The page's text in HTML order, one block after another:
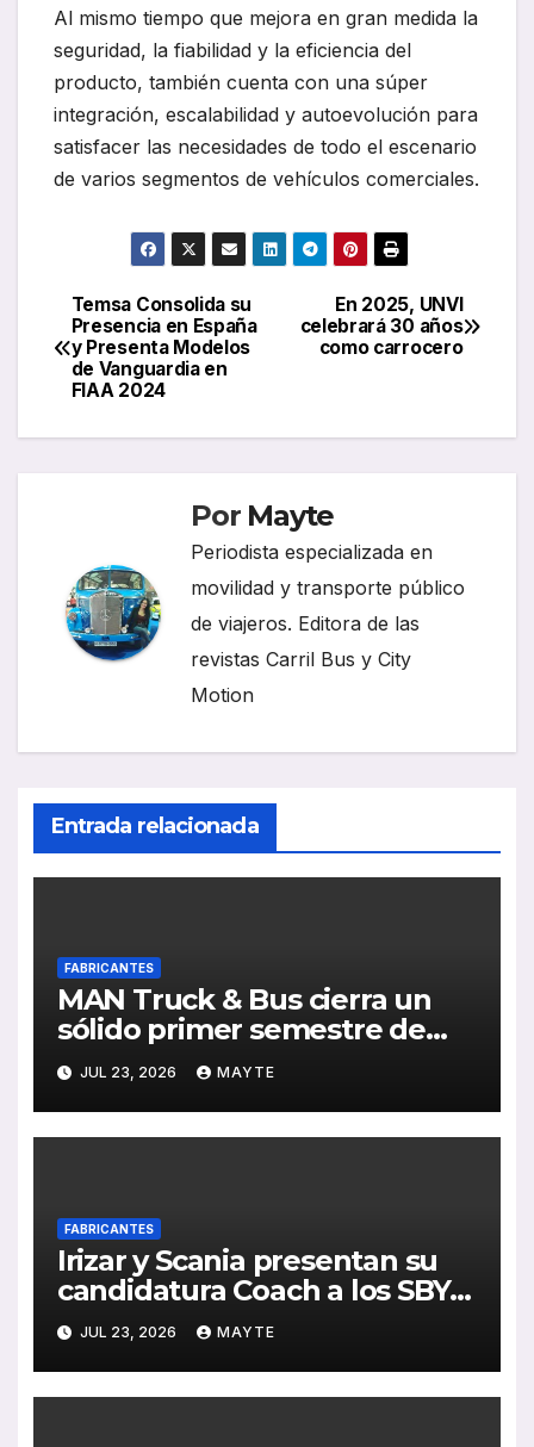
Al mismo tiempo que mejora en gran medida la
seguridad, la fiabilidad y la eficiencia del
producto, también cuenta con una súper
integración, escalabilidad y autoevolución para
satisfacer las necesidades de todo el escenario
de varios segmentos de vehículos comerciales.
Navegación
de
En 2025, UNVI
celebrará 30 años
como carrocero
Temsa Consolida su
Presencia en España
y Presenta Modelos
de Vanguardia en
FIAA 2024
Por Mayte
Periodista especializada en
movilidad y transporte público
de viajeros. Editora de las
revistas Carril Bus y City
Motion
Entrada relacionada
FABRICANTES
MAN Truck & Bus cierra un
sólido primer semestre de
2026 con crecimiento en
ventas, pedidos y
rentabilidad
JUL 23, 2026 MAYTE
FABRICANTES
Irizar y Scania presentan su
candidatura Coach a los SBY
2027 con el i6S Efficient sobre
plataforma Super PHEV
JUL 23, 2026 MAYTE